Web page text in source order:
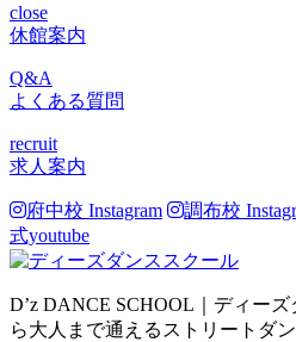
close
休館案内
Q&A
よくある質問
recruit
求人案内
府中校 Instagram 調布校
式youtube
D’z DANCE SCHOOL｜ディー
ら大人まで通えるストリートダ